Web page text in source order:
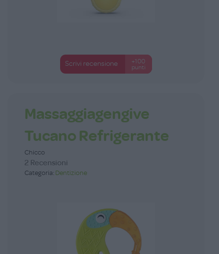
Scrivi recensione
+100
punti
Massaggiagengive
Tucano Refrigerante
Chicco
2 Recensioni
Categoria: Dentizione